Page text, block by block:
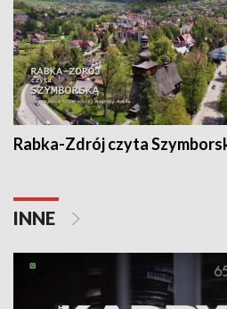
Rabka-Zdrój czyta
INNE